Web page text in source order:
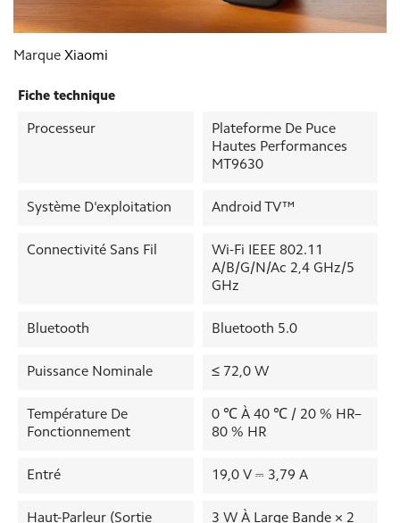
Marque Xiaomi
Fiche technique
Processeur
Plateforme De Puce
Hautes Performances
MT9630
Système D'exploitation Android TV™
Connectivité Sans Fil
Wi-Fi IEEE 802.11
A/b/g/n/ac 2,4 GHz/5
GHz
Bluetooth Bluetooth 5.0
Puissance Nominale ≤ 72,0 W
Température De
Fonctionnement
0 ℃ À 40 ℃ / 20 % HR–
80 % HR
Entré 19,0 V ⎓ 3,79 A
Haut-Parleur (sortie
3 W À Large Bande × 2